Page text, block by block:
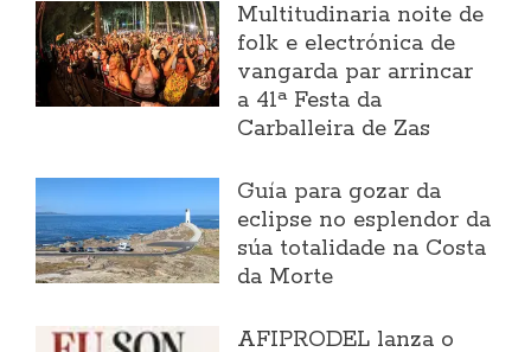
Multitudinaria noite de
folk e electrónica de
vangarda par arrincar
a 41ª Festa da
Carballeira de Zas
Guía para gozar da
eclipse no esplendor da
súa totalidade na Costa
da Morte
AFIPRODEL lanza o